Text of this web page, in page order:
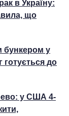
в Україну:
що
бункером у
готується до
у США 4-